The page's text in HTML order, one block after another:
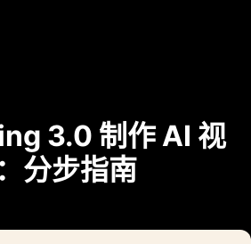
3.0 制作 AI 视
分步指南